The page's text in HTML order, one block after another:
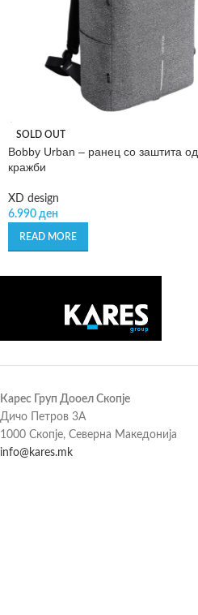
SOLD OUT
Bobby Urban – ранец со заштита од
кражби
XD design
6.990 ден
READ MORE
Карес Груп Дооел Скопје
Дичо Петров 3А
1000 Скопје, Северна Македонија
info@kares.mk